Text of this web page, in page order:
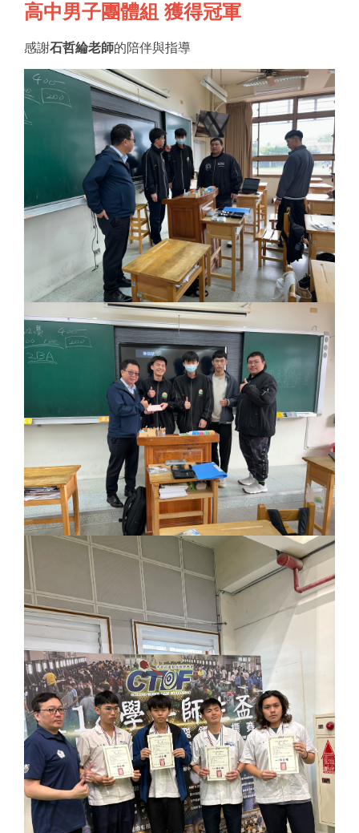
高中男子團體組 獲得冠軍
感謝石哲綸老師的陪伴與指導